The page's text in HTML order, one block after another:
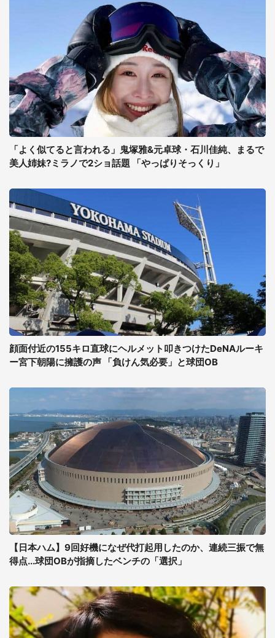
「よく似てると言われる」鬼塚雅&元卓球・石川佳純、まるで
美人姉妹?ミラノで2ショ話題 「やっぱりそっくり」
顔面付近の155キロ直球にヘルメット叩きつけたDeNAルーキ
ー宮下朝陽に擁護の声 「負けん気必要」と球団OB
【日本ハム】9回好機になぜ代打起用したのか、連続三振で無
得点...球団OBが指摘したベンチの「選択」